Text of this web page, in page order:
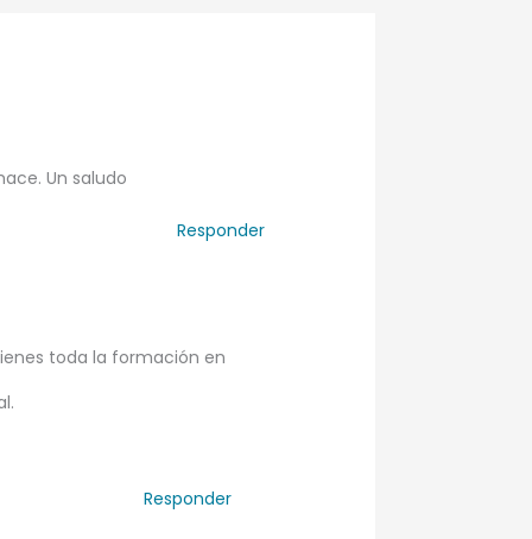
Un saludo
Responder
toda la formación en
Responder